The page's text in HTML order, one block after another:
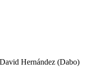
Hernández (Dabo)